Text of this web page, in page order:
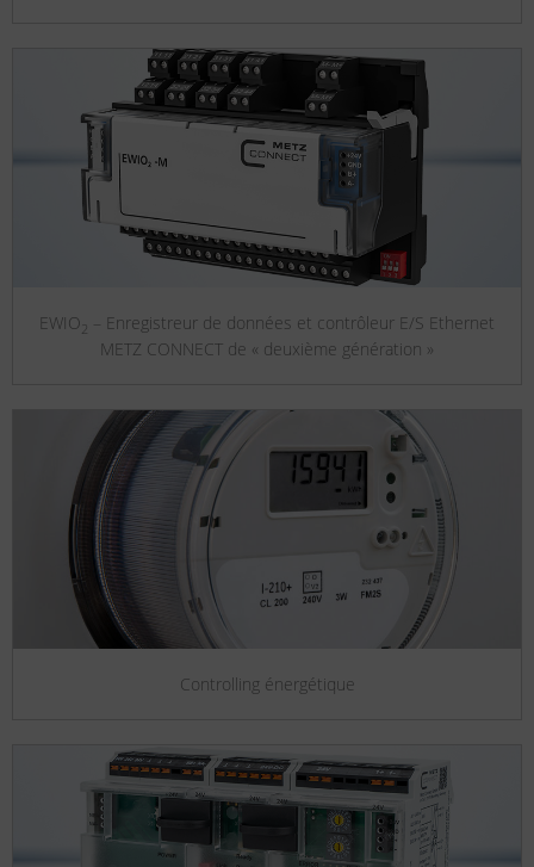
EWIO 2
– Enregistreur de données et contrôleur E/S Ethernet
METZ CONNECT de « deuxième génération »
Controlling énergétique